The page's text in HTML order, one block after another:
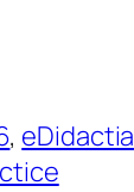
, eDidactia